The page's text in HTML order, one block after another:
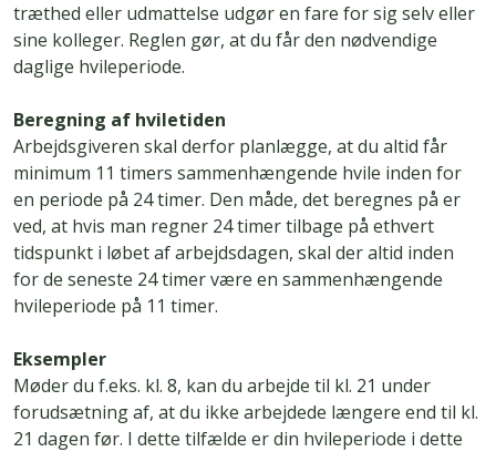
træthed eller udmattelse udgør en fare for sig selv eller
sine kolleger. Reglen gør, at du får den nødvendige
daglige hvileperiode.
Beregning af hviletiden
Arbejdsgiveren skal derfor planlægge, at du altid får
minimum 11 timers sammenhængende hvile inden for
en periode på 24 timer. Den måde, det beregnes på er
ved, at hvis man regner 24 timer tilbage på ethvert
tidspunkt i løbet af arbejdsdagen, skal der altid inden
for de seneste 24 timer være en sammenhængende
hvileperiode på 11 timer.
Eksempler
Møder du f.eks. kl. 8, kan du arbejde til kl. 21 under
forudsætning af, at du ikke arbejdede længere end til kl.
21 dagen før. I dette tilfælde er din hvileperiode i dette